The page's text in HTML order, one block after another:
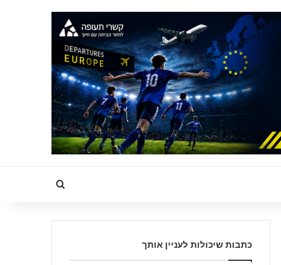
Search for
כתבות שיכולות לעניין אותך